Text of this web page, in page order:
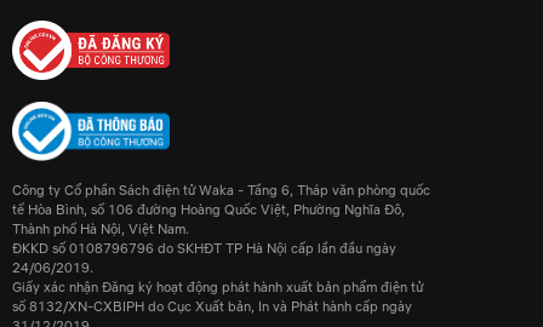
Công ty Cổ phần Sách điện tử Waka - Tầng 6, Tháp văn phòng quốc
tế Hòa Bình, số 106 đường Hoàng Quốc Việt, Phường Nghĩa Đô,
Thành phố Hà Nội, Việt Nam.
ĐKKD số 0108796796 do SKHĐT TP Hà Nội cấp lần đầu ngày
24/06/2019.
Giấy xác nhận Đăng ký hoạt động phát hành xuất bản phẩm điện tử
số 8132/XN-CXBIPH do Cục Xuất bản, In và Phát hành cấp ngày